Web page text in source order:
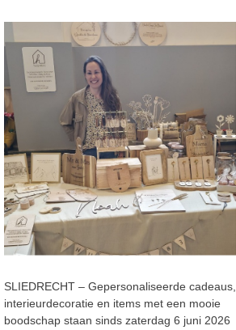
SLIEDRECHT – Gepersonaliseerde cadeaus,
interieurdecoratie en items met een mooie
boodschap staan sinds zaterdag 6 juni 2026